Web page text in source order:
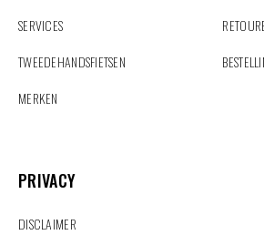
SERVICES
TWEEDEHANDSFIETSEN
MERKEN
PRIVACY
DISCLAIMER